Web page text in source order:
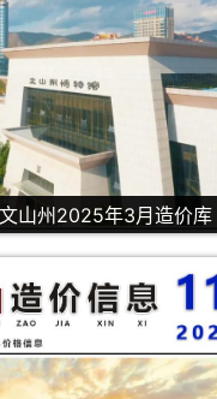
文山州2025年3月造价库